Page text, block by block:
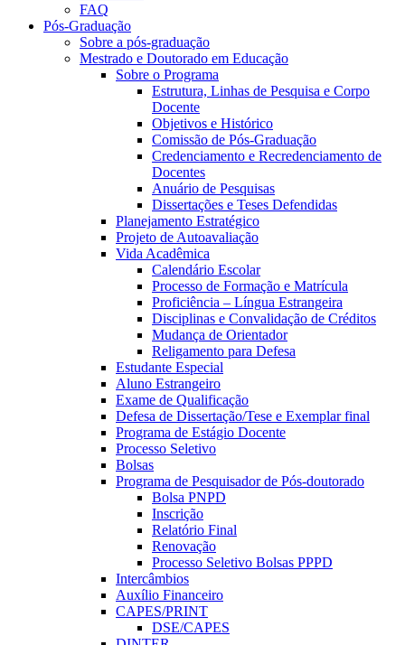
FAQ
Pós-Graduação
Sobre a pós-graduação
Mestrado e Doutorado em Educação
Sobre o Programa
Estrutura, Linhas de Pesquisa e Corpo
Docente
Objetivos e Histórico
Comissão de Pós-Graduação
Credenciamento e Recredenciamento de
Docentes
Anuário de Pesquisas
Dissertações e Teses Defendidas
Planejamento Estratégico
Projeto de Autoavaliação
Vida Acadêmica
Calendário Escolar
Processo de Formação e Matrícula
Proficiência – Língua Estrangeira
Disciplinas e Convalidação de Créditos
Mudança de Orientador
Religamento para Defesa
Estudante Especial
Aluno Estrangeiro
Exame de Qualificação
Defesa de Dissertação/Tese e Exemplar final
Programa de Estágio Docente
Processo Seletivo
Bolsas
Programa de Pesquisador de Pós-doutorado
Bolsa PNPD
Inscrição
Relatório Final
Renovação
Processo Seletivo Bolsas PPPD
Intercâmbios
Auxílio Financeiro
CAPES/PRINT
DSE/CAPES